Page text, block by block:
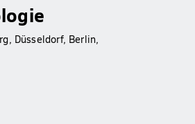
Düsseldorf, Berlin,